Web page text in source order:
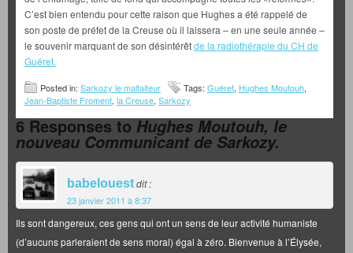
C’est bien entendu pour cette raison que Hughes a été rappelé de
son poste de préfet de la Creuse où il laissera – en une seule année –
le souvenir marquant de son désintérêtde la radiothérapie du CH de
Guéret.
Posted in: Sarkozy le malfaiteur Tags: Guéret, Hughes Moutouh,
Jean-Baptiste Froment, la Creuse, Sarkozy
6 Responses toHughes Moutouh, le
nouveau Communicant de Sarkozy.
babelouestdit :
23 janvier 2011 à 8:37
Ils sont dangereux, ces gens qui ont un sens de leur activité humaniste
(d’aucuns parleraient de sens moral) égal à zéro. Bienvenue à l’Élysée,